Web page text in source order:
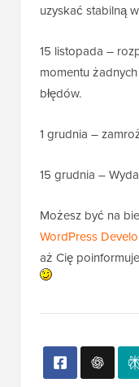
uzyskać stabilną
15 listopada –
momentu
błędów.
1 grudnia –
15 grudnia –
Możesz być na
WordPress
aż Cię